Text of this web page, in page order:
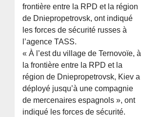
frontière entre la RPD et la région
de Dniepropetrovsk, ont indiqué
les forces de sécurité russes à
l’agence TASS.
« À l’est du village de Ternovoïe, à
la frontière entre la RPD et la
région de Dniepropetrovsk, Kiev a
déployé jusqu’à une compagnie
de mercenaires espagnols », ont
indiqué les forces de sécurité.